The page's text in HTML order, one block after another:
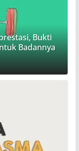
Bukti
Badannya